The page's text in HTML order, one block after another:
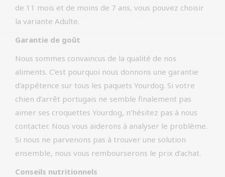
de 11 mois et de moins de 7 ans, vous pouvez choisir
la variante Adulte.
Garantie de goût
Nous sommes convaincus de la qualité de nos
aliments. C’est pourquoi nous donnons une garantie
d’appétence sur tous les paquets Yourdog. Si votre
chien d’arrêt portugais ne semble finalement pas
aimer ses croquettes Yourdog, n’hésitez pas à nous
contacter. Nous vous aiderons à analyser le problème.
Si nous ne parvenons pas à trouver une solution
ensemble, nous vous rembourserons le prix d’achat.
Conseils nutritionnels